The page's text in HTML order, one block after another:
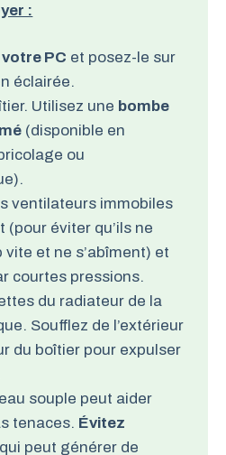
:
PC et posez-le sur
éclairée.
Utilisez une bombe
(disponible en
ou
ventilateurs immobiles
(pour éviter qu’ils ne
et ne s’abîment) et
courtes pressions.
du radiateur de la
Soufflez de l’extérieur
du boîtier pour expulser
souple peut aider
tenaces. Évitez
qui peut générer de